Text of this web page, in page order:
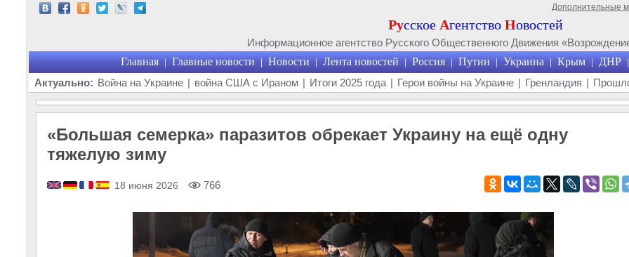
Дополнительные
Русское Агентство Новостей
Информационное агентство Русского Общественного Движения
Главная | Главные новости | Новости | Лента новостей | Россия | Путин | Украина | Крым | ДНР |
Актуально: Война на Украине | война США с Ираном | Итоги 2025 года | Герои войны на Украине | Гренландия |
«Большая семерка» паразитов обрекает Украину на ещё одну
тяжелую зиму
18 июня 2026 766